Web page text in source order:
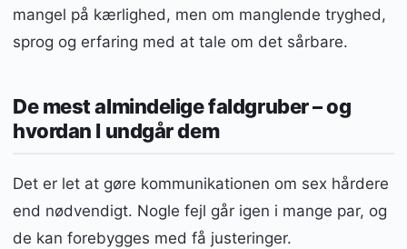
mangel på kærlighed, men om manglende tryghed,
sprog og erfaring med at tale om det sårbare.
De mest almindelige faldgruber – og
hvordan I undgår dem
Det er let at gøre kommunikationen om sex hårdere
end nødvendigt. Nogle fejl går igen i mange par, og
de kan forebygges med få justeringer.